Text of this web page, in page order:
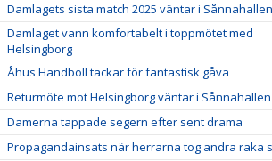
Damlagets sista match 2025 väntar i Sånnahallen
Damlaget vann komfortabelt i toppmötet med
Helsingborg
Åhus Handboll tackar för fantastisk gåva
Returmöte mot Helsingborg väntar i Sånnahallen
Damerna tappade segern efter sent drama
Propagandainsats när herrarna tog andra raka